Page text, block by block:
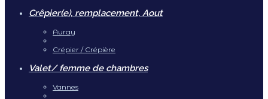
Crêpier(e), remplacement, Aout
Auray
Crépier / Crépière
Valet/ femme de chambres
Vannes